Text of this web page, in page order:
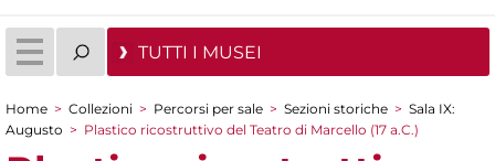
TUTTI I MUSEI
Tu sei qui
Home > Collezioni > Percorsi per sale > Sezioni storiche > Sala IX:
Augusto > Plastico ricostruttivo del Teatro di Marcello (17 a.C.)